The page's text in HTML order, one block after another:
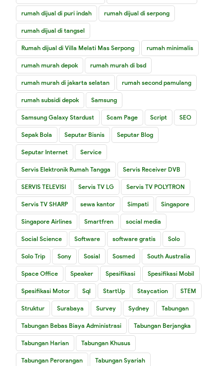
rumah dijual di puri indah rumah dijual di serpong
rumah dijual di tangsel
Rumah dijual di Villa Melati Mas Serpong rumah minimalis
rumah murah depok rumah murah di bsd
rumah murah di jakarta selatan rumah second pamulang
rumah subsidi depok Samsung
Samsung Galaxy Stardust Scam Page Script SEO
Sepak Bola Seputar Bisnis Seputar Blog
Seputar Internet Service
Servis Elektronik Rumah Tangga Servis Receiver DVB
SERVIS TELEVISI Servis TV LG Servis TV POLYTRON
Servis TV SHARP sewa kantor Simpati Singapore
Singapore Airlines Smartfren social media
Social Science Software software gratis Solo
Solo Trip Sony Sosial Sosmed South Australia
Space Office Speaker Spesifikasi Spesifikasi Mobil
Spesifikasi Motor Sql StartUp Staycation STEM
Struktur Surabaya Survey Sydney Tabungan
Tabungan Bebas Biaya Administrasi Tabungan Berjangka
Tabungan Harian Tabungan Khusus
Tabungan Perorangan Tabungan Syariah